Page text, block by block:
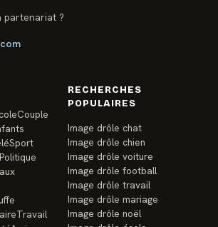
partenariat ?
Couple
Sport
Politique
Travail
RECHERCHES
POPULAIRES
Image drôle chat
Image drôle chien
Image drôle voiture
Image drôle football
Image drôle travail
Image drôle mariage
Image drôle noël